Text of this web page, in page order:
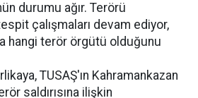
durumu ağır. Terörü
çalışmaları devam ediyor,
hangi terör örgütü olduğunu
TUSAŞ'ın Kahramankazan
saldırısına ilişkin